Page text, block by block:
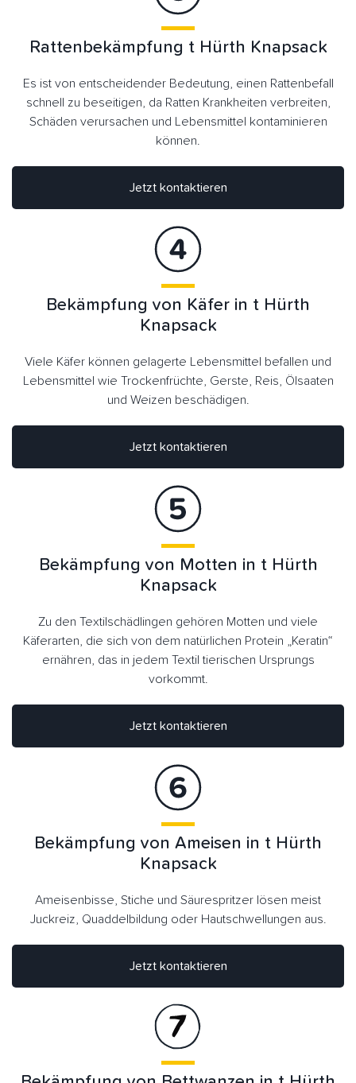
Rattenbekämpfung t Hürth Knapsack
Es ist von entscheidender Bedeutung, einen Rattenbefall
schnell zu beseitigen, da Ratten Krankheiten verbreiten,
Schäden verursachen und Lebensmittel kontaminieren
können.
Jetzt kontaktieren
Jetzt kontaktieren
Bekämpfung von Käfer in t Hürth
Knapsack
Viele Käfer können gelagerte Lebensmittel befallen und
Lebensmittel wie Trockenfrüchte, Gerste, Reis, Ölsaaten
und Weizen beschädigen.
Bekämpfung von Motten in t Hürth
Knapsack
Zu den Textilschädlingen gehören Motten und viele
Käferarten, die sich von dem natürlichen Protein „Keratin“
ernähren, das in jedem Textil tierischen Ursprungs
vorkommt.
Jetzt kontaktieren
Jetzt kontaktieren
Bekämpfung von Ameisen in t Hürth
Knapsack
Ameisenbisse, Stiche und Säurespritzer lösen meist
Juckreiz, Quaddelbildung oder Hautschwellungen aus.